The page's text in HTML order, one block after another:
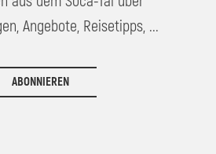
Angebote, Reisetipps, ...
ABONNIEREN